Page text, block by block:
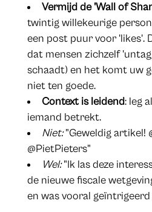
Vermijd de 'Wall of
twintig willekeurige
een post puur voor 'likes'.
dat mensen zichzelf
schaadt) en het komt uw
niet ten goede.
Context is leidend: leg
iemand betrekt.
Niet:"Geweldig artikel!
@PietPieters"
Wel:"Ik las deze
de nieuwe fiscale
en was vooral